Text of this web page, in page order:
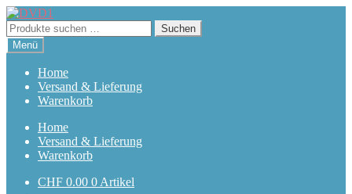
Zur
Navigation
springen
Zum
Inhalt
springen
Suchen
nach:
Suchen
Menü
Home
Versand & Lieferung
Warenkorb
Home
Versand & Lieferung
Warenkorb
CHF 0.00 0 Artikel